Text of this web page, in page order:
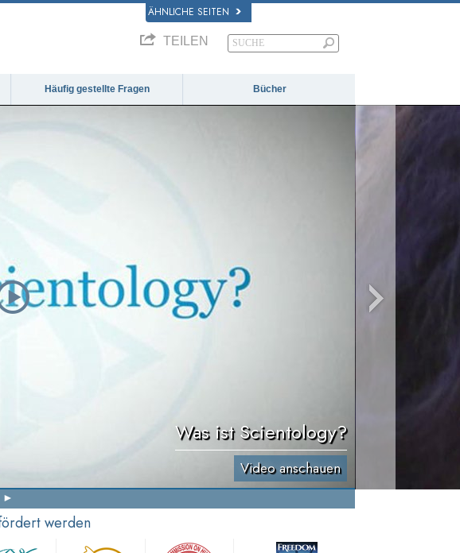
ÄHNLICHE SEITEN
TEILEN
Häufig gestellte Fragen Bücher
Was ist Scientology?
Video anschauen
werden